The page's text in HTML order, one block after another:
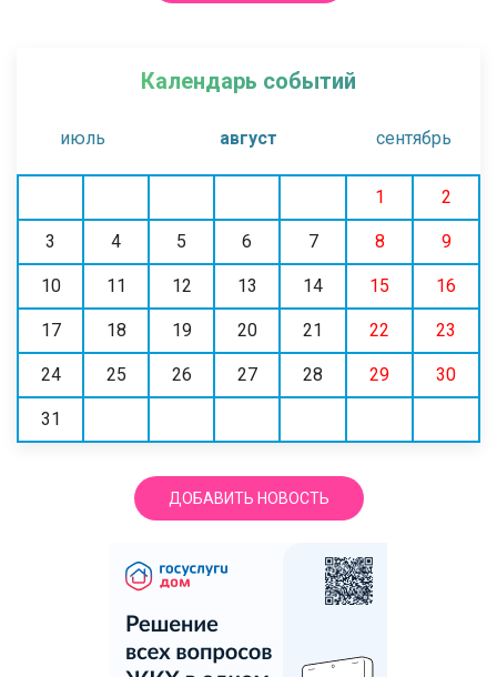
Календарь событий
июль август сентябрь
1 2
3 4 5 6 7 8 9
10 11 12 13 14 15 16
17 18 19 20 21 22 23
24 25 26 27 28 29 30
31
ДОБАВИТЬ НОВОСТЬ